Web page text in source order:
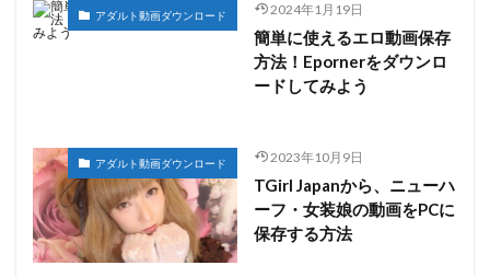
アダルト動画ダウンロード 2024年1月19日
簡単に使えるエロ動画保存
方法！Epornerをダウンロ
ードしてみよう
アダルト動画ダウンロード 2023年10月9日
TGirl Japanから、ニューハ
ーフ・女装娘の動画をPCに
保存する方法